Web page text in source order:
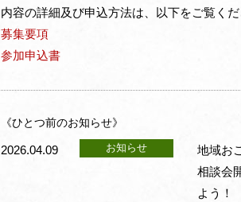
内容の詳細及び申込方法は、以下をご覧くだ
募集要項
参加申込書
《ひとつ前のお知らせ》
2026.04.09 お知らせ
地域お
相談会
よう！